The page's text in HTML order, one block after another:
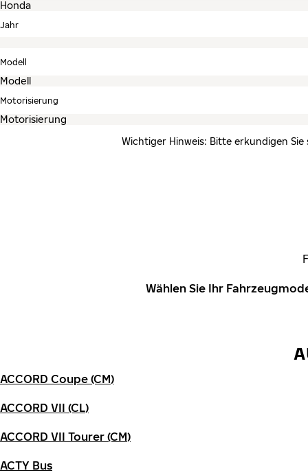
Jahr
Modell
Motorisierung
Wichtiger Hinweis: Bitte erkundigen
Wählen Sie Ihr
ACCORD Coupe (CM)
ACCORD VII (CL)
ACCORD VII Tourer (CM)
ACTY Bus